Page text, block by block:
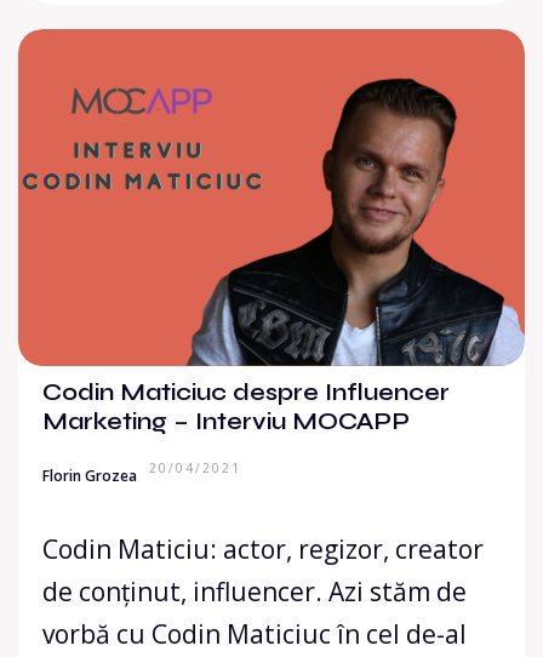
Codin Maticiuc despre Influencer
Marketing – Interviu MOCAPP
Florin Grozea 20/04/2021
Codin Maticiu: actor, regizor, creator
de conținut, influencer. Azi stăm de
vorbă cu Codin Maticiuc în cel de-al